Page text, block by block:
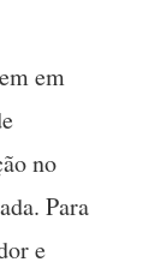
em
no
Para
e